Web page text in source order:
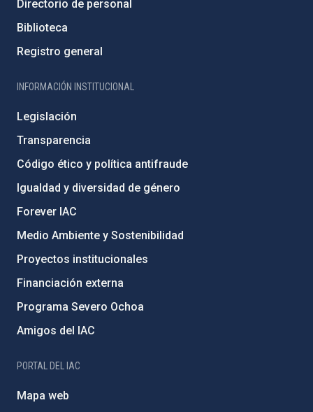
Directorio de personal
Biblioteca
Registro general
INFORMACIÓN INSTITUCIONAL
Legislación
Transparencia
Código ético y política antifraude
Igualdad y diversidad de género
Forever IAC
Medio Ambiente y Sostenibilidad
Proyectos institucionales
Financiación externa
Programa Severo Ochoa
Amigos del IAC
PORTAL DEL IAC
Mapa web